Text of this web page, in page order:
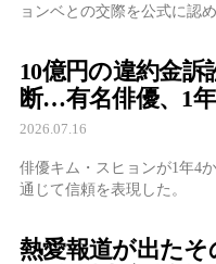
ョンベとの交際を公式に認
10億円の違約金
断…有名俳優、1
復帰
2026.07.16
俳優キム・スヒョンが1年4
通じて信頼を表現した。
熱愛報道が出たそ